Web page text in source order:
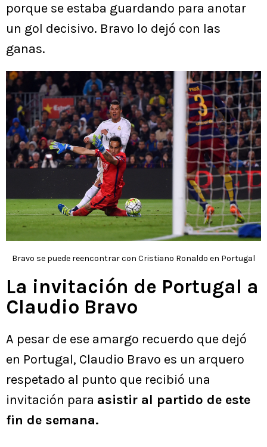
porque se estaba guardando para anotar
un gol decisivo. Bravo lo dejó con las
ganas.
Bravo se puede reencontrar con Cristiano Ronaldo en Portugal
La invitación de Portugal a
Claudio Bravo
A pesar de ese amargo recuerdo que dejó
en Portugal, Claudio Bravo es un arquero
respetado al punto que recibió una
invitación para asistir al partido de este
fin de semana.